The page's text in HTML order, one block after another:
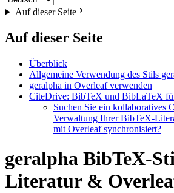
Auf dieser Seite
Auf dieser Seite
Überblick
Allgemeine Verwendung des Stils
geralpha in Overleaf verwenden
CiteDrive: BibTeX und BibLaTeX
Suchen Sie ein kollaboratives
Verwaltung Ihrer BibTeX-
mit Overleaf synchronisiert?
geralpha BibTeX-
Literatur &